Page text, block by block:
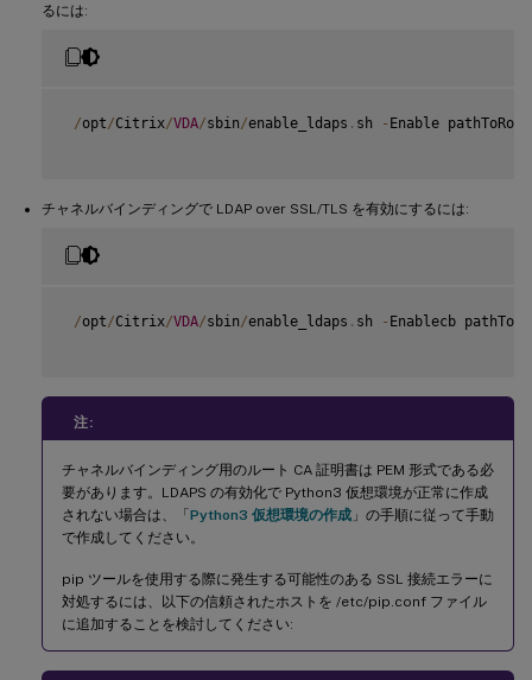
るには:
/opt/Citrix/VDA/sbin/enable_ldaps . sh - Enable
チャネルバインディングで LDAP over SSL/TLS を有効にするには:
/opt/Citrix/VDA/sbin/enable_ldaps . sh - Enablecb
注:
チャネルバインディング用のルート CA 証明書は PEM 形式である必
要があります。LDAPS の有効化で Python3 仮想環境が正常に作成
されない場合は、「Python3 仮想環境の作成 」の手順に従って手動
で作成してください。
pip ツールを使用する際に発生する可能性のある SSL 接続エラーに
対処するには、以下の信頼されたホストを /etc/pip.conf ファイル
に追加することを検討してください: